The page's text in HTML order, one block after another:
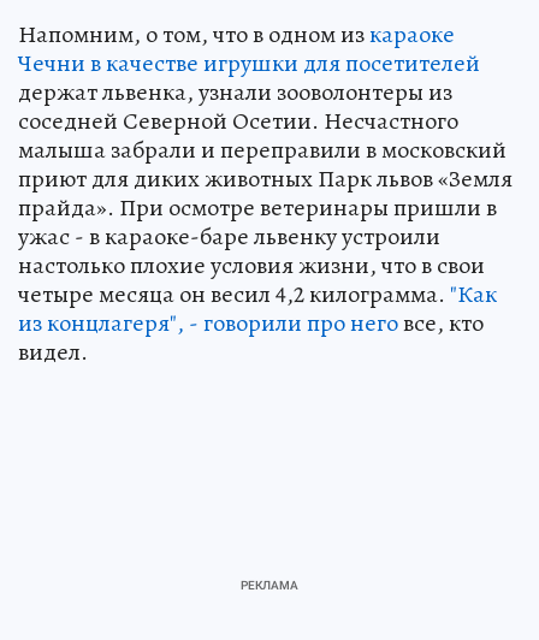
Напомним, о том, что в одном изкараоке
Чечни в качестве игрушки для посетителей
держат львенка, узнали зооволонтеры из
соседней Северной Осетии. Несчастного
малыша забрали и переправили в московский
приют для диких животных Парк львов «Земля
прайда». При осмотре ветеринары пришли в
ужас - в караоке-баре львенку устроили
настолько плохие условия жизни, что в свои
четыре месяца он весил 4,2 килограмма. "Как
из концлагеря", - говорили про неговсе, кто
видел.